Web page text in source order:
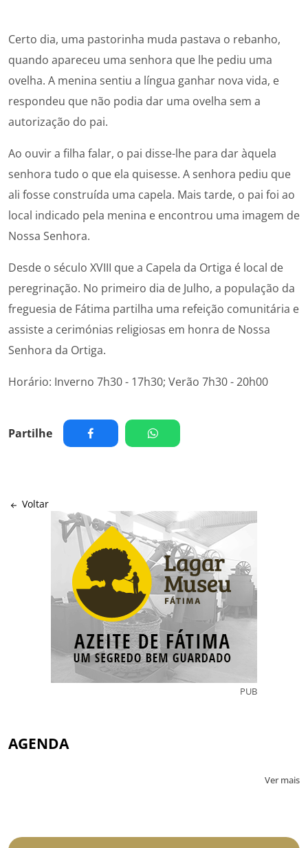
Certo dia, uma pastorinha muda pastava o rebanho,
quando apareceu uma senhora que lhe pediu uma
ovelha. A menina sentiu a língua ganhar nova vida, e
respondeu que não podia dar uma ovelha sem a
autorização do pai.
Ao ouvir a filha falar, o pai disse-lhe para dar àquela
senhora tudo o que ela quisesse. A senhora pediu que
ali fosse construída uma capela. Mais tarde, o pai foi ao
local indicado pela menina e encontrou uma imagem de
Nossa Senhora.
Desde o século XVIII que a Capela da Ortiga é local de
peregrinação. No primeiro dia de Julho, a população da
freguesia de Fátima partilha uma refeição comunitária e
assiste a cerimónias religiosas em honra de Nossa
Senhora da Ortiga.
Horário: Inverno 7h30 - 17h30; Verão 7h30 - 20h00
Partilhe
Voltar
PUB
AGENDA
Ver mais